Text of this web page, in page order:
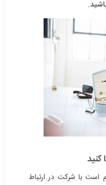
کنید
است با شرکت در ارتباط